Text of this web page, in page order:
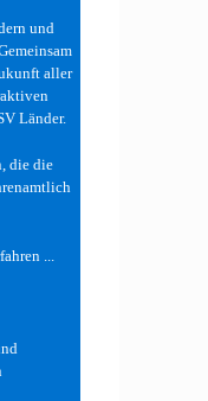
und
aller
Länder.
die die
...